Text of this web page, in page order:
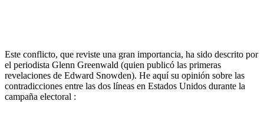
Este conflicto, que reviste una gran importancia, ha sido descrito por
el periodista Glenn Greenwald (quien publicó las primeras
revelaciones de Edward Snowden). He aquí su opinión sobre las
contradicciones entre las dos líneas en Estados Unidos durante la
campaña electoral :